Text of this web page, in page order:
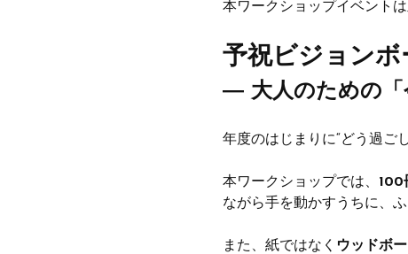
本ワークショップイベントは
予祝ビジョン
― 大人のための「
年度のはじまりに“どう過ご
本ワークショップでは、 100
ながら手を動かすうちに、
また、紙ではなく ウッドボ